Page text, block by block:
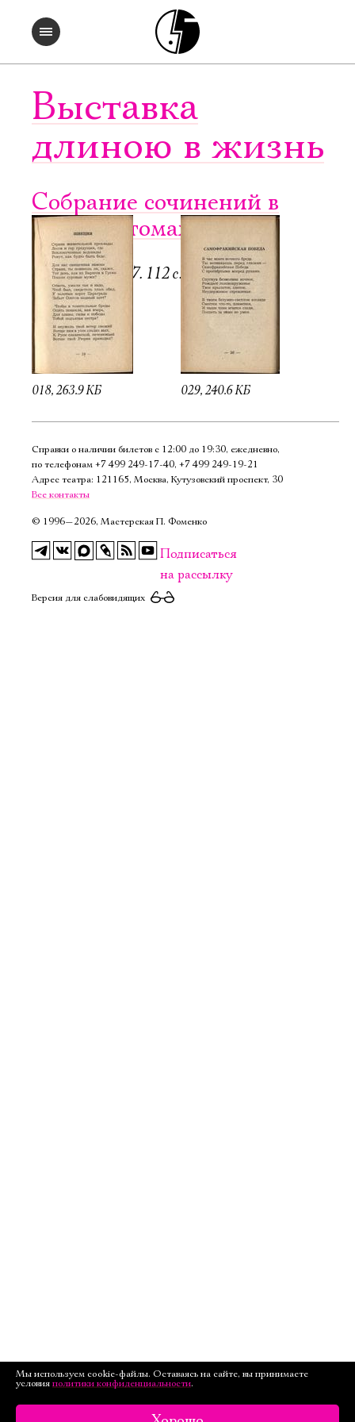
Выставка
длиною в жизнь
Собрание сочинений в
четырех томах. Т. 3
Регенсбург, 1947. 112 с.
018, 263.9 КБ 029, 240.6 КБ
Справки о наличии билетов с 12:00 до 19:30, ежедневно,
по телефонам +7 499 249‑17‑40, +7 499 249‑19‑21
Адрес театра: 121165, Москва, Кутузовский проспект, 30
Все контакты
© 1996—2026, Мастерская П. Фоменко
Подписаться
на рассылку
Версия для слабовидящих
Мы используем cookie-файлы. Оставаясь на сайте, вы принимаете
условия политики конфиденциальности.